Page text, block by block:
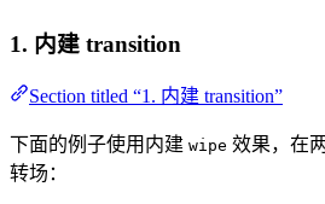
1. 内建 transition
Section titled “1. 内建 transition”
下面的例子使用内建 wipe 效果，在
转场：